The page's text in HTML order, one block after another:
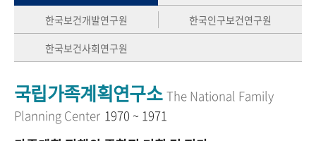
VR 역사관한국보건개발연구원
한국인구보건연구원
한국보건사회연구원
국립가족계획연구소 The National Family
Planning Center 1970 ~ 1971